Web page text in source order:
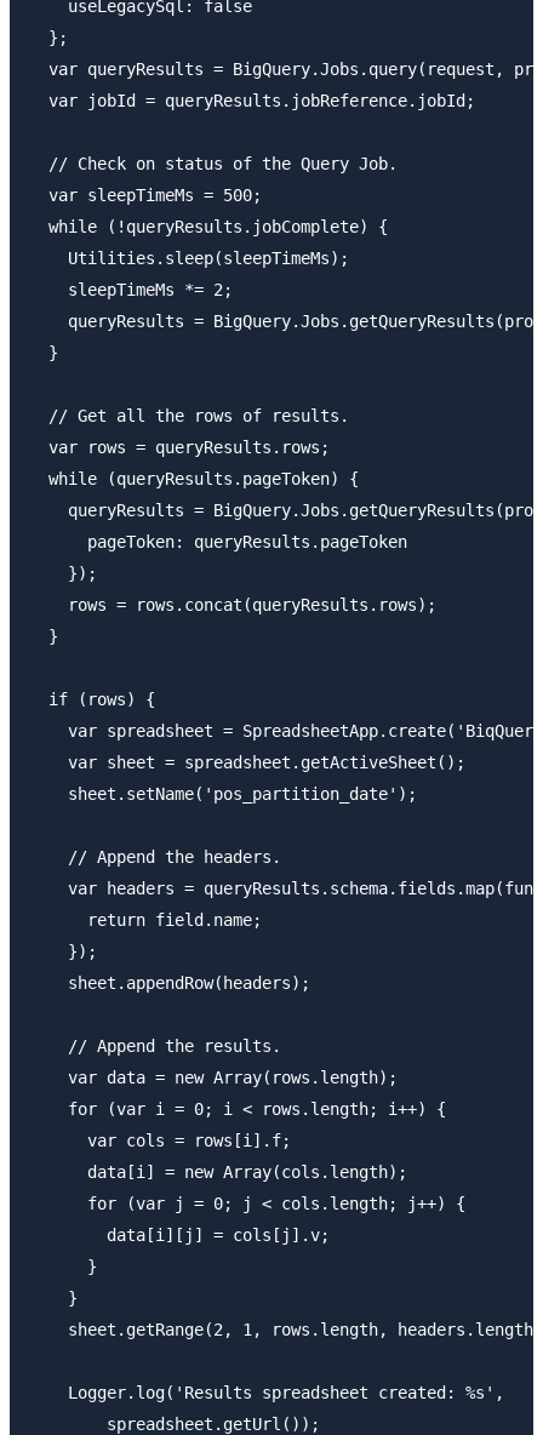
    useLegacySql: false
  };
var queryResults = BigQuery.Jobs.query(request,
  var jobId = queryResults.jobReference.jobId;
  // Check on status of the Query Job.
  var sleepTimeMs = 500;
  while (!queryResults.jobComplete) {
    Utilities.sleep(sleepTimeMs);
    sleepTimeMs *= 2;
queryResults =
  }
  // Get all the rows of results.
  var rows = queryResults.rows;
  while (queryResults.pageToken) {
queryResults =
      pageToken: queryResults.pageToken
    });
    rows = rows.concat(queryResults.rows);
  }
  if (rows) {
var spreadsheet =
    var sheet = spreadsheet.getActiveSheet();
    sheet.setName('pos_partition_date');
    // Append the headers.
var headers =
      return field.name;
    });
    sheet.appendRow(headers);
    // Append the results.
    var data = new Array(rows.length);
    for (var i = 0; i < rows.length; i++) {
      var cols = rows[i].f;
      data[i] = new Array(cols.length);
      for (var j = 0; j < cols.length; j++) {
        data[i][j] = cols[j].v;
      }
    }
sheet.getRange(2, 1, rows.length,
    Logger.log('Results spreadsheet created: %s',
        spreadsheet.getUrl());